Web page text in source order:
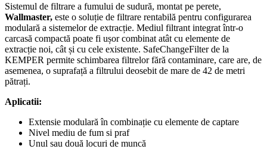
Sistemul de filtrare a fumului de sudură, montat pe perete,
Wallmaster, este o soluție de filtrare rentabilă pentru configurarea
modulară a sistemelor de extracție. Mediul filtrant integrat într-o
carcasă compactă poate fi ușor combinat atât cu elemente de
extracție noi, cât și cu cele existente. SafeChangeFilter de la
KEMPER permite schimbarea filtrelor fără contaminare, care are, de
asemenea, o suprafață a filtrului deosebit de mare de 42 de metri
pătrați.
Aplicatii:
Extensie modulară în combinație cu elemente de captare
Nivel mediu de fum si praf
Unul sau două locuri de muncă